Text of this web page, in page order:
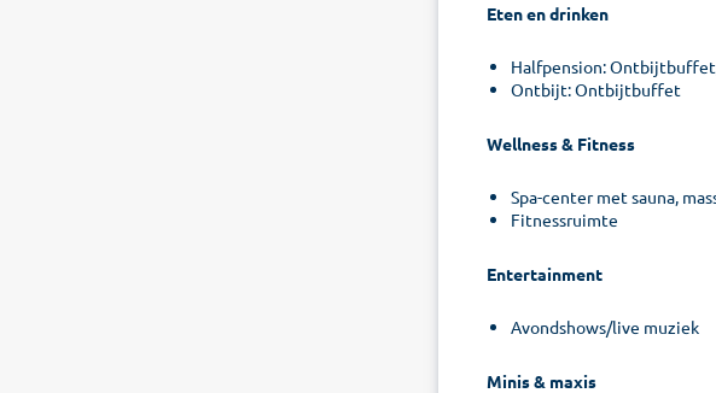
Eten en drinken
Halfpension:
Ontbijt: Ontbijtbuffet
Wellness & Fitness
Spa-center met sauna,
Fitnessruimte
Entertainment
Avondshows/live muziek
Minis & maxis